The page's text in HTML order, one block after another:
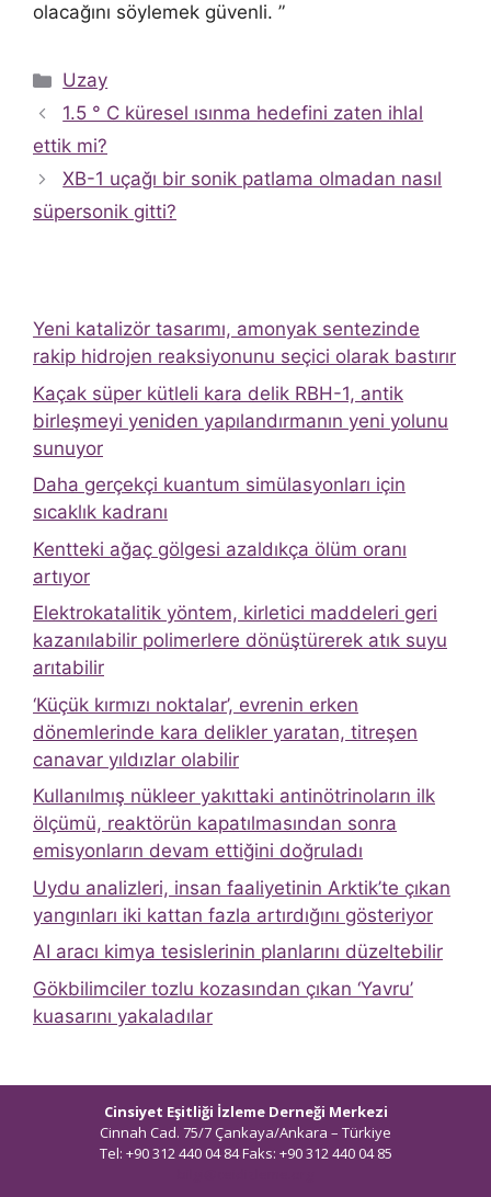
olacağını söylemek güvenli. ”
Kategoriler
Uzay
1.5 ° C küresel ısınma hedefini zaten ihlal
ettik mi?
XB-1 uçağı bir sonik patlama olmadan nasıl
süpersonik gitti?
Yeni katalizör tasarımı, amonyak sentezinde
rakip hidrojen reaksiyonunu seçici olarak bastırır
Kaçak süper kütleli kara delik RBH-1, antik
birleşmeyi yeniden yapılandırmanın yeni yolunu
sunuyor
Daha gerçekçi kuantum simülasyonları için
sıcaklık kadranı
Kentteki ağaç gölgesi azaldıkça ölüm oranı
artıyor
Elektrokatalitik yöntem, kirletici maddeleri geri
kazanılabilir polimerlere dönüştürerek atık suyu
arıtabilir
‘Küçük kırmızı noktalar’, evrenin erken
dönemlerinde kara delikler yaratan, titreşen
canavar yıldızlar olabilir
Kullanılmış nükleer yakıttaki antinötrinoların ilk
ölçümü, reaktörün kapatılmasından sonra
emisyonların devam ettiğini doğruladı
Uydu analizleri, insan faaliyetinin Arktik’te çıkan
yangınları iki kattan fazla artırdığını gösteriyor
AI aracı kimya tesislerinin planlarını düzeltebilir
Gökbilimciler tozlu kozasından çıkan ‘Yavru’
kuasarını yakaladılar
Cinsiyet Eşitliği İzleme Derneği Merkezi
Cinnah Cad. 75/7 Çankaya/Ankara – Türkiye
Tel: +90 312 440 04 84 Faks: +90 312 440 04 85